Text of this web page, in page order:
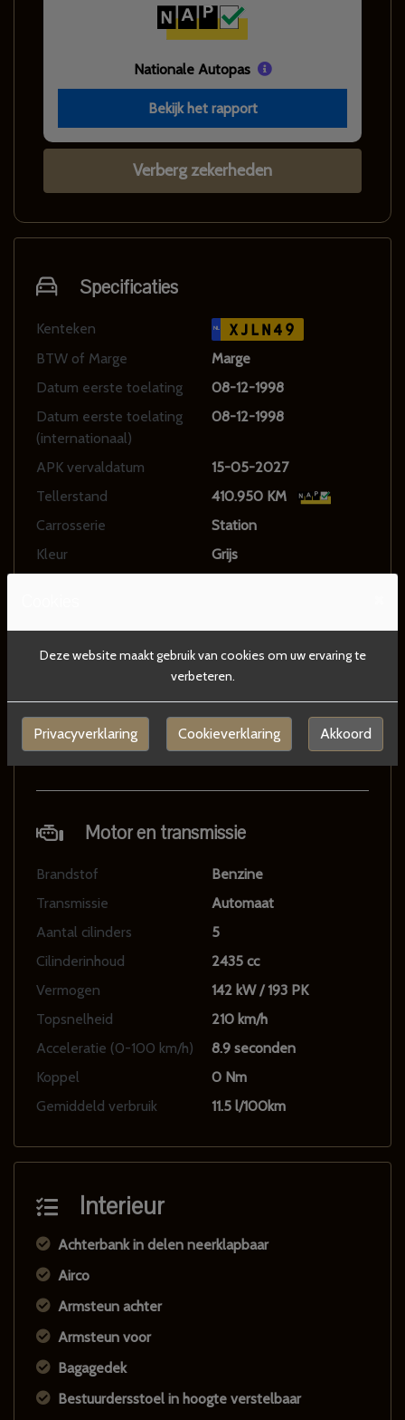
Deze website maakt gebruik van cookies om uw ervaring te
verbeteren.
Privacyverklaring Cookieverklaring Akkoord
Nationale Autopas
Bekijk het rapport
Verberg zekerheden
Specificaties
Kenteken NL XJLN49
BTW of Marge
Marge
Datum eerste toelating
08-12-1998
Datum eerste toelating
(internationaal)
08-12-1998
APK vervaldatum
15-05-2027
Tellerstand
410.950 KM
Carrosserie
Station
Kleur
Grijs
Maximum massa geremd
1600 kg
Motorrijtuigenbelasting
€ 224 - 252 per kwartaal
Aantal sleutels
1
Aantal handzenders
1
Motor en transmissie
Brandstof
Benzine
Transmissie
Automaat
Aantal cilinders
5
Cilinderinhoud
2435 cc
Vermogen
142 kW / 193 PK
Topsnelheid
210 km/h
Acceleratie (0-100 km/h)
8.9 seconden
Koppel
0 Nm
Gemiddeld verbruik
11.5 l/100km
Interieur
Achterbank in delen neerklapbaar
Airco
Armsteun achter
Armsteun voor
Bagagedek
Bestuurdersstoel in hoogte verstelbaar